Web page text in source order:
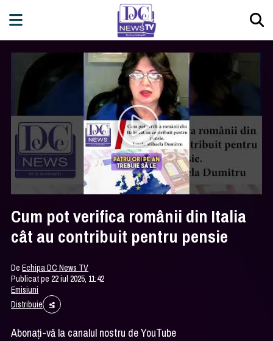
Cum pot verifica românii din Italia
cât au contribuit pentru pensie
DeEchipa DC News TV
Publicat pe 22 iul 2025, 11:42
Emisiuni
Distribuie
Abonați-vă la canalul nostru de YouTube